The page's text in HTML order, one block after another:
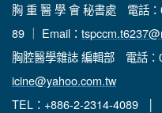
胸 重 醫 學 會 秘書處 電話
89 ｜ Email：
胸腔醫學雜誌 編輯部 電話
icine@yahoo.com.tw
TEL：+886-2-2314-4089 │